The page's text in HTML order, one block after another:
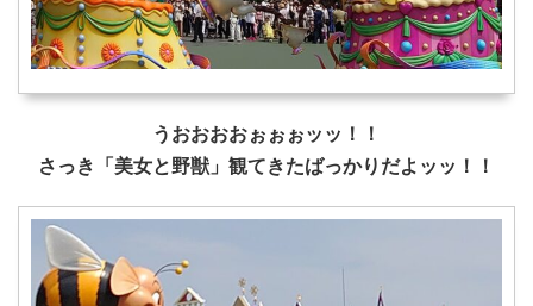
うおおおおぉぉぉッッ！！
さっき「美女と野獣」観てきたばっかりだよッッ！！